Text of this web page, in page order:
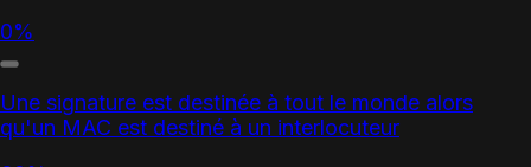
0%
Une signature est destinée à tout le monde alors
qu'un MAC est destiné à un interlocuteur